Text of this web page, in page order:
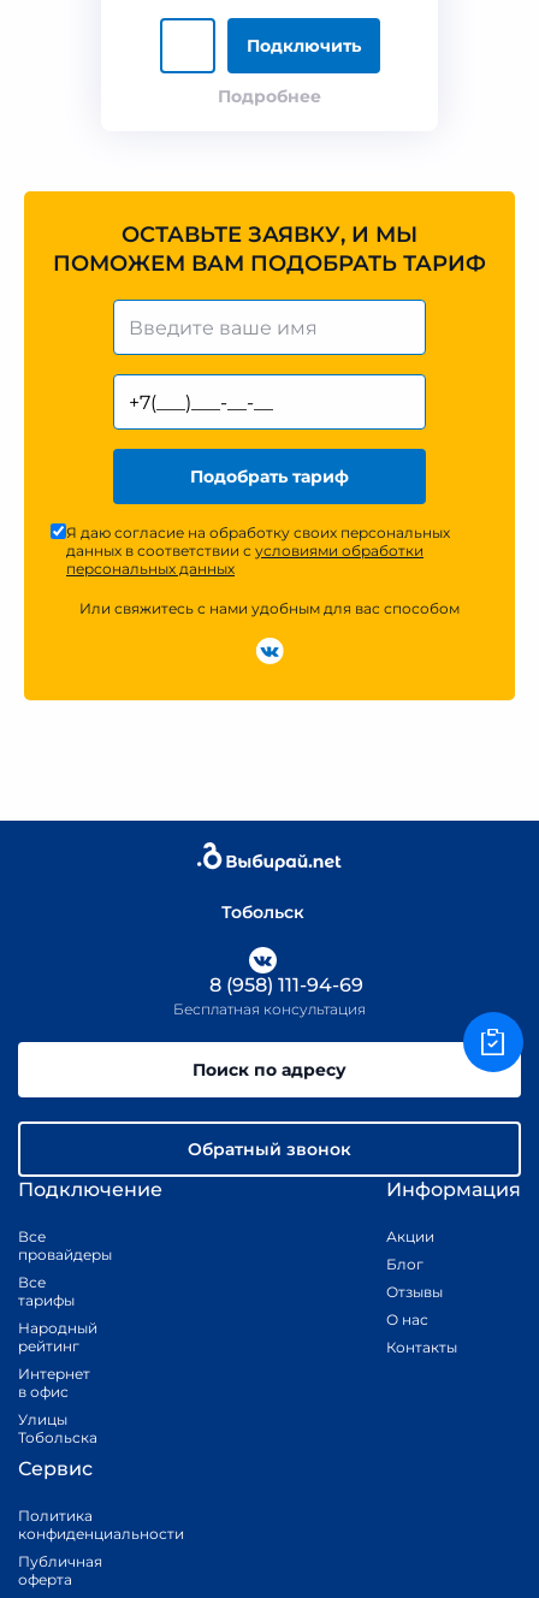
Подключить
Подробнее
ОСТАВЬТЕ ЗАЯВКУ, И МЫ
ПОМОЖЕМ ВАМ ПОДОБРАТЬ ТАРИФ
Подобрать тариф
Я даю согласие на обработку своих персональных
данных в соответствии с условиями обработки
персональных данных
Или свяжитесь с нами удобным для вас способом
Тобольск
Подключение
Все
провайдеры
Все
тарифы
Народный
рейтинг
Интернет
в офис
Улицы
Тобольска
Информация
Акции
Блог
Отзывы
О нас
Контакты
Сервис
Политика
конфиденциальности
Публичная
оферта
8 (958) 111-94-69
Бесплатная консультация
Поиск по адресу
Обратный звонок